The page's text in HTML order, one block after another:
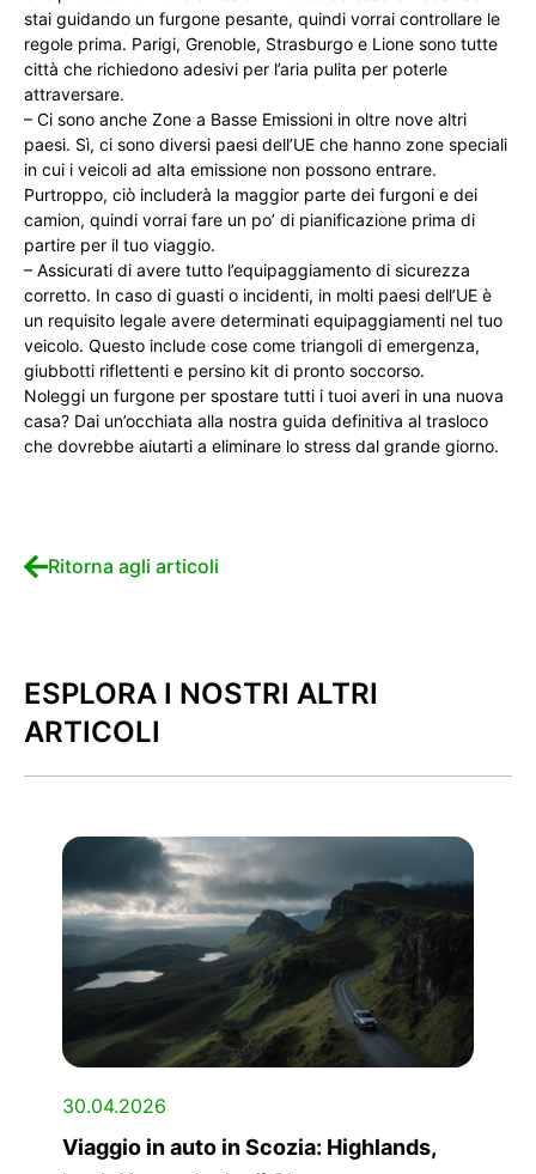
stai guidando un furgone pesante, quindi vorrai controllare le
regole prima. Parigi, Grenoble, Strasburgo e Lione sono tutte
città che richiedono adesivi per l’aria pulita per poterle
attraversare.
– Ci sono anche Zone a Basse Emissioni in oltre nove altri
paesi. Sì, ci sono diversi paesi dell’UE che hanno zone speciali
in cui i veicoli ad alta emissione non possono entrare.
Purtroppo, ciò includerà la maggior parte dei furgoni e dei
camion, quindi vorrai fare un po’ di pianificazione prima di
partire per il tuo viaggio.
– Assicurati di avere tutto l’equipaggiamento di sicurezza
corretto. In caso di guasti o incidenti, in molti paesi dell’UE è
un requisito legale avere determinati equipaggiamenti nel tuo
veicolo. Questo include cose come triangoli di emergenza,
giubbotti riflettenti e persino kit di pronto soccorso.
Noleggi un furgone per spostare tutti i tuoi averi in una nuova
casa? Dai un’occhiata alla nostra guida definitiva al trasloco
che dovrebbe aiutarti a eliminare lo stress dal grande giorno.
Ritorna agli articoli
ESPLORA I NOSTRI ALTRI
ARTICOLI
30.04.2026
Viaggio in auto in Scozia: Highlands,